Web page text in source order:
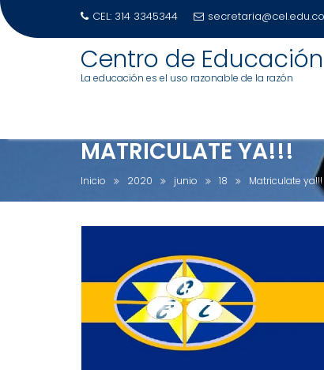
r
c
CEL: 314 3345344 secretaria@cel.edu.co
Centro de
La educación es el uso razonable de la razón
MATRICULATE YA!!!
Inicio 2020 junio 18 Matriculate ya!!!